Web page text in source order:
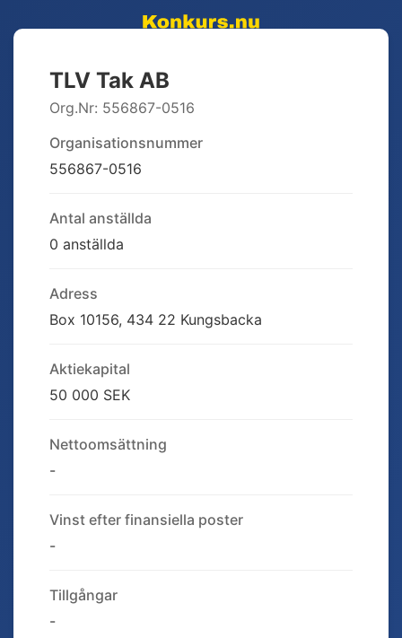
TLV Tak AB
Org.Nr: 556867-0516
Organisationsnummer
556867-0516
Antal anställda
0 anställda
Adress
Box 10156, 434 22 Kungsbacka
Aktiekapital
50 000 SEK
Nettoomsättning
-
Vinst efter finansiella poster
-
Tillgångar
-